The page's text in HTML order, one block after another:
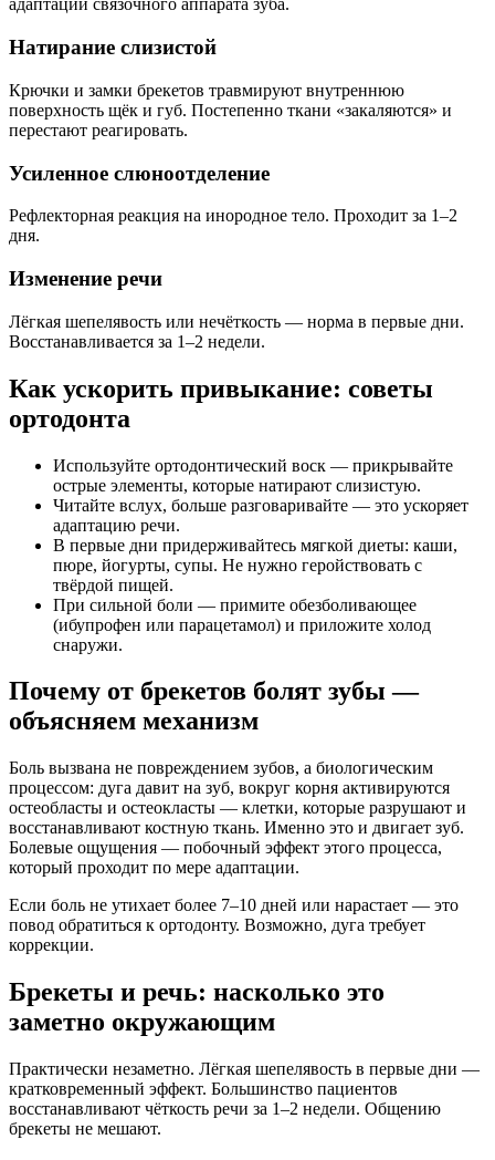
адаптации связочного аппарата зуба.
Натирание слизистой
Крючки и замки брекетов травмируют внутреннюю
поверхность щёк и губ. Постепенно ткани «закаляются» и
перестают реагировать.
Усиленное слюноотделение
Рефлекторная реакция на инородное тело. Проходит за 1–2
дня.
Изменение речи
Лёгкая шепелявость или нечёткость — норма в первые дни.
Восстанавливается за 1–2 недели.
Как ускорить привыкание: советы
ортодонта
Используйте ортодонтический воск — прикрывайте
острые элементы, которые натирают слизистую.
Читайте вслух, больше разговаривайте — это ускоряет
адаптацию речи.
В первые дни придерживайтесь мягкой диеты: каши,
пюре, йогурты, супы. Не нужно геройствовать с
твёрдой пищей.
При сильной боли — примите обезболивающее
(ибупрофен или парацетамол) и приложите холод
снаружи.
Почему от брекетов болят зубы —
объясняем механизм
Боль вызвана не повреждением зубов, а биологическим
процессом: дуга давит на зуб, вокруг корня активируются
остеобласты и остеокласты — клетки, которые разрушают и
восстанавливают костную ткань. Именно это и двигает зуб.
Болевые ощущения — побочный эффект этого процесса,
который проходит по мере адаптации.
Если боль не утихает более 7–10 дней или нарастает — это
повод обратиться к ортодонту. Возможно, дуга требует
коррекции.
Брекеты и речь: насколько это
заметно окружающим
Практически незаметно. Лёгкая шепелявость в первые дни —
кратковременный эффект. Большинство пациентов
восстанавливают чёткость речи за 1–2 недели. Общению
брекеты не мешают.